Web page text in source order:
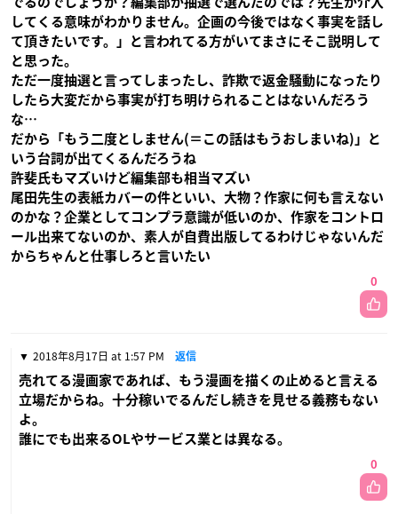
してくる意味がわかりません。企画の今後ではなく事実を話し
て頂きたいです。」と言われてる方がいてまさにそこ説明して
と思った。
ただ一度抽選と言ってしまったし、詐欺で返金騒動になったり
したら大変だから事実が打ち明けられることはないんだろう
な…
だから「もう二度としません(＝この話はもうおしまいね)」と
いう台詞が出てくるんだろうね
許斐氏もマズいけど編集部も相当マズい
尾田先生の表紙カバーの件といい、大物？作家に何も言えない
のかな？企業としてコンプラ意識が低いのか、作家をコントロ
ール出来てないのか、素人が自費出版してるわけじゃないんだ
からちゃんと仕事しろと言いたい
0
2018年8月17日 at 1:57 PM 返信
売れてる漫画家であれば、もう漫画を描くの止めると言える
立場だからね。十分稼いでるんだし続きを見せる義務もない
よ。
誰にでも出来るOLやサービス業とは異なる。
0